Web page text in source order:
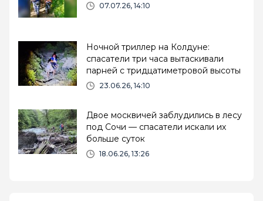
07.07.26, 14:10
Ночной триллер на Колдуне:
спасатели три часа вытаскивали
парней с тридцатиметровой высоты
23.06.26, 14:10
Двое москвичей заблудились в лесу
под Сочи — спасатели искали их
больше суток
18.06.26, 13:26